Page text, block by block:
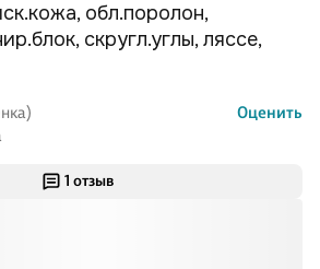
1 отзыв
обл.поролон,
скругл.углы, ляссе,
Оценить